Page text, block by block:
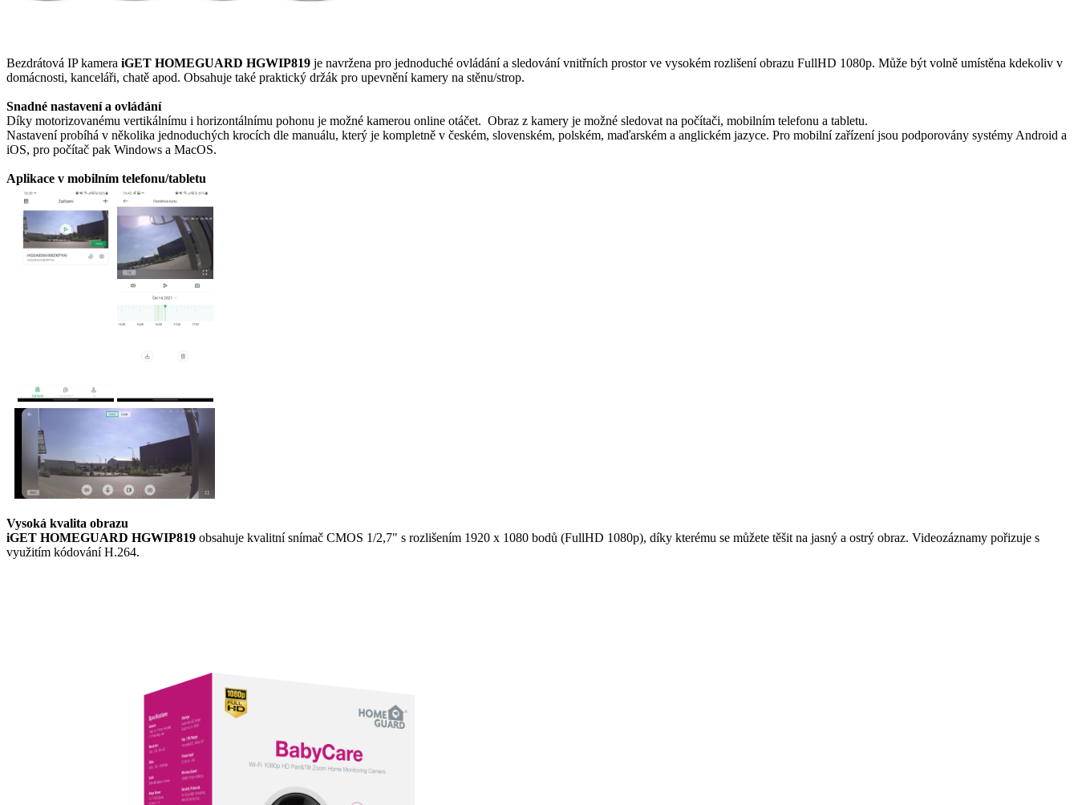
Bezdrátová IP kamera iGET HOMEGUARD HGWIP819 je navržena pro jednoduché ovládání a sledování vnitřních prostor ve vysokém rozlišení obrazu FullHD 1080p. Může být volně umístěna kdekoliv v
domácnosti, kanceláři, chatě apod. Obsahuje také praktický držák pro upevnění kamery na stěnu/strop.
Snadné nastavení a ovládání
Díky motorizovanému vertikálnímu i horizontálnímu pohonu je možné kamerou online otáčet. Obraz z kamery je možné sledovat na počítači, mobilním telefonu a tabletu.
Nastavení probíhá v několika jednoduchých krocích dle manuálu, který je kompletně v českém, slovenském, polském, maďarském a anglickém jazyce. Pro mobilní zařízení jsou podporovány systémy Android a
iOS, pro počítač pak Windows a MacOS.
Aplikace v mobilním telefonu/tabletu
Vysoká kvalita obrazu
iGET HOMEGUARD HGWIP819 obsahuje kvalitní snímač CMOS 1/2,7" s rozlišením 1920 x 1080 bodů (FullHD 1080p), díky kterému se můžete těšit na jasný a ostrý obraz. Videozáznamy pořizuje s
využitím kódování H.264.